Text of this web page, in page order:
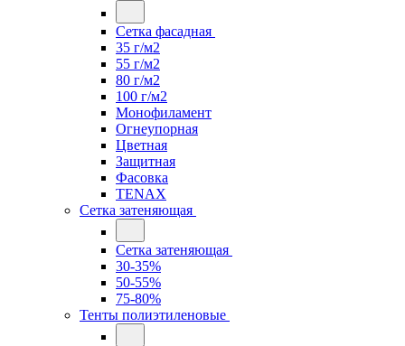
Сетка фасадная
35 г/м2
55 г/м2
80 г/м2
100 г/м2
Монофиламент
Огнеупорная
Цветная
Защитная
Фасовка
TENAX
Сетка затеняющая
Сетка затеняющая
30-35%
50-55%
75-80%
Тенты полиэтиленовые